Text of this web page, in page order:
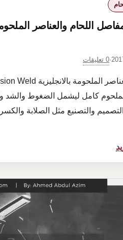
·0 تعليقات
كامل ليشمل الضغوط والشد
والتصنيع مثل الصلابة
تحليل
اللحام
Analysis